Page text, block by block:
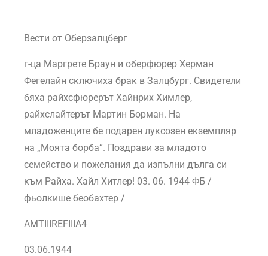
Вести от Оберзалцберг
г-ца Маргрете Браун и оберфюрер Херман
Фегелайн сключиха брак в Залцбург. Свидетели
бяха райхсфюрерът Хайнрих Химлер,
райхслайтерът Мартин Борман. На
младоженците бе подарен луксозен екземпляр
на „Моята борба“. Поздрави за младото
семейство и пожелания да изпълни дълга си
към Райха. Хайл Хитлер! 03. 06. 1944 ФБ /
фьолкише беобахтер /
AMTIIIREFIIIA4
03.06.1944